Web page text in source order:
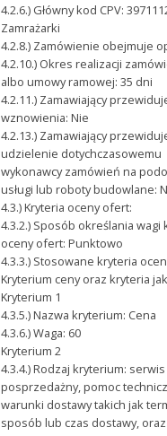
4.2.6.) Główny kod CPV:
Zamrażarki
4.2.8.) Zamówienie obejmuje
4.2.10.) Okres realizacji
albo umowy ramowej: 35 dni
4.2.11.) Zamawiający
wznowienia: Nie
4.2.13.) Zamawiający
udzielenie dotychczasowemu
wykonawcy zamówień na
usługi lub roboty budowlane:
4.3.) Kryteria oceny ofert:
4.3.2.) Sposób określania wagi
oceny ofert: Punktowo
4.3.3.) Stosowane kryteria
Kryterium ceny oraz kryteria
Kryterium 1
4.3.5.) Nazwa kryterium: Cena
4.3.6.) Waga: 60
Kryterium 2
4.3.4.) Rodzaj kryterium: serwis
posprzedażny, pomoc
warunki dostawy takich jak
sposób lub czas dostawy,